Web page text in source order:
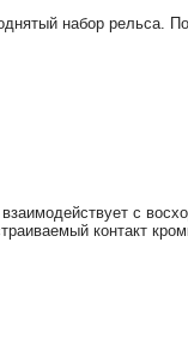
набор рельса.
с
контакт